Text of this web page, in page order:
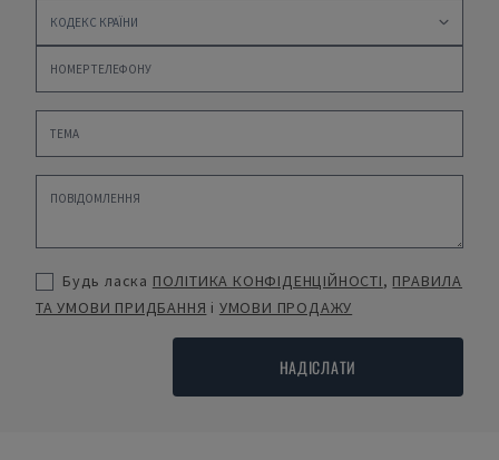
Будь ласка ПОЛІТИКА КОНФІДЕНЦІЙНОСТІ, ПРАВИЛА
ТА УМОВИ ПРИДБАННЯ і УМОВИ ПРОДАЖУ
НАДІСЛАТИ